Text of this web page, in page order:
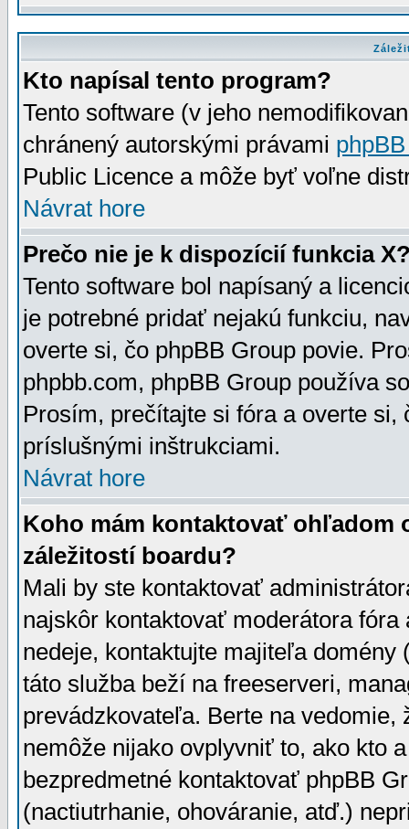
Kto napísal tento program?
Tento software (v jeho
chránený autorskými právami
Public Licence a môže byť voľne
Návrat hore
Prečo nie je k dispozícií funkcia
Tento software bol napísaný a
je potrebné pridať nejakú funkciu,
overte si, čo phpBB Group povie.
phpbb.com, phpBB Group používa
Prosím, prečítajte si fóra a overte
príslušnými inštrukciami.
Návrat hore
Koho mám kontaktovať ohľadom
záležitostí boardu?
Mali by ste kontaktovať
najskôr kontaktovať moderátora
nedeje, kontaktujte majiteľa
táto služba beží na freeserveri,
prevádzkovateľa. Berte na vedomie,
nemôže nijako ovplyvniť to, ako kto
bezpredmetné kontaktovať phpBB
(nactiutrhanie, ohováranie, atď.)